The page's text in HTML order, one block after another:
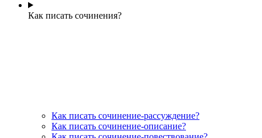
Как писать сочинения?
Как писать сочинение-рассуждение?
Как писать сочинение-описание?